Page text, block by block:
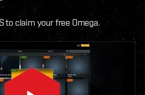
to claim your free Omega.